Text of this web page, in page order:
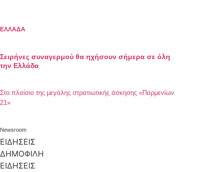
ΕΛΛΑΔΑ
Σειρήνες συναγερμού θα ηχήσουν σήμερα σε όλη
την Ελλάδα
Στο πλαίσιο της μεγάλης στρατιωτικής άσκησης «Παρμενίων
21»
Newsroom
ΕΙΔΗΣΕΙΣ
ΔΗΜΟΦΙΛΗ
ΕΙΔΗΣΕΙΣ